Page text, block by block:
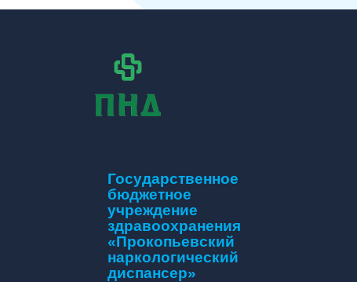
Государственное
бюджетное
учреждение
здравоохранения
«Прокопьевский
наркологический
диспансер»